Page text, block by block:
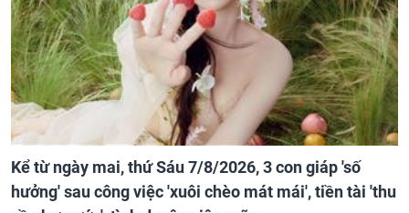
Kể từ ngày mai, thứ Sáu 7/8/2026, 3 con giáp 'số
hưởng' sau công việc 'xuôi chèo mát mái', tiền tài 'thu